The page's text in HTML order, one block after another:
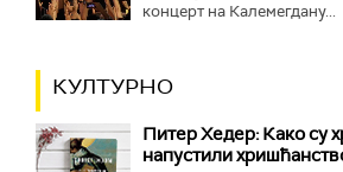
концерт на Калемегдану...
КУЛТУРНО
Питер Хедер: Како су
напустили